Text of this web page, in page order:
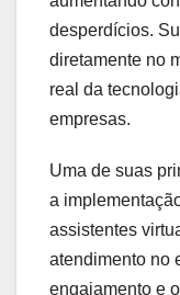
desperdícios.
diretamente no
real da
empresas.
Uma de suas
a
assistentes
atendimento no
engajamento e